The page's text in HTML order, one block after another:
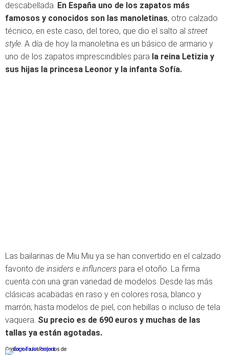
descabellada. En España uno de los zapatos más
famosos y conocidos son las manoletinas, otro calzado
técnico, en este caso, del toreo, que dio el salto al street
style. A día de hoy la manoletina es un básico de armario y
uno de los zapatos imprescindibles para la reina Letizia y
sus hijas la princesa Leonor y la infanta Sofía.
Las bailarinas de Miu Miu ya se han convertido en el calzado
favorito de insiders e influncers para el otoño. La firma
cuenta con una gran variedad de modelos. Desde las más
clásicas acabadas en raso y en colores rosa, blanco y
marrón; hasta modelos de piel, con hebillas o incluso de tela
vaquera. Su precio es de 690 euros y muchas de las
tallas ya están agotadas.
Conforme a los criterios de